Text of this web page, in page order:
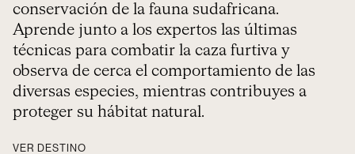
conservación de la fauna sudafricana.
Aprende junto a los expertos las últimas
técnicas para combatir la caza furtiva y
observa de cerca el comportamiento de las
diversas especies, mientras contribuyes a
proteger su hábitat natural.
VER DESTINO